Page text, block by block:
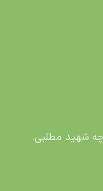
شهید مطلبی.